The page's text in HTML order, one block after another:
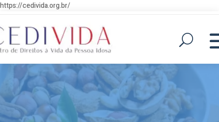
https://cedivida.org.br/